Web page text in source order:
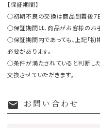
【保証期間】
○初期不良の交換は商品到着後7
○保証期間は、商品がお客様のお
○保証期間内であっても、上記「初
必要があります。
○条件が満たされていると判断し
交換させていただきます。
mail お問い合わせ